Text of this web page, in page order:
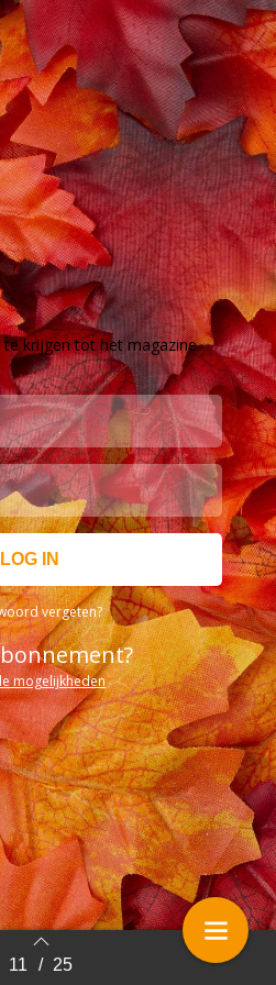
11 / 25
krijgen tot het magazine
vergeten?
mogelijkheden